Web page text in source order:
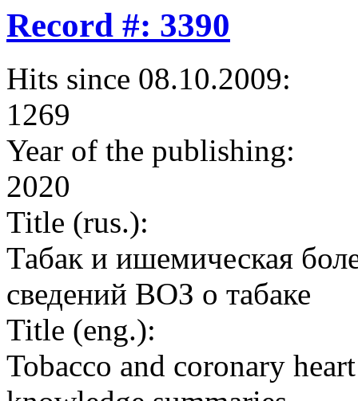
Record #: 3390
Hits since 08.10.2009:
1269
Year of the publishing:
2020
Title (rus.):
Табак и ишемическая
сведений ВОЗ о табаке
Title (eng.):
Tobacco and coronary